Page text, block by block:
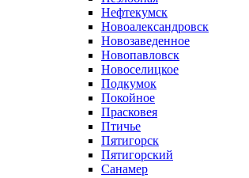
Нефтекумск
Новоалександровск
Новозаведенное
Новопавловск
Новоселицкое
Подкумок
Покойное
Прасковея
Птичье
Пятигорск
Пятигорский
Санамер